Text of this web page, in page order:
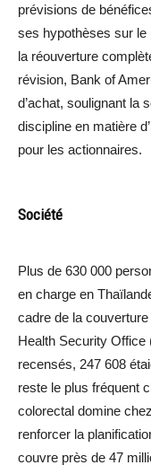
prévisions de
ses hypothèses sur le
la réouverture
révision, Bank of
d’achat, soulignant la
discipline en matière
pour les actionnaires.
Société
Plus de 630 000
en charge en
cadre de la
Health Security Office
recensés, 247 608
reste le plus fréquent
colorectal domine
renforcer la
couvre près de 47